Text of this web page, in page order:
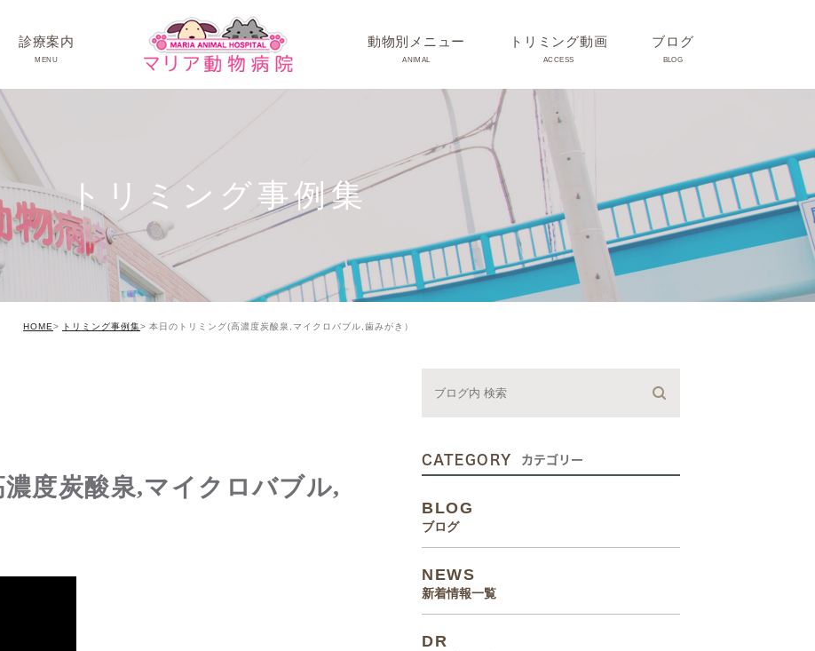
診療案内
MENU
動物別メニュー
ANIMAL
ネコちゃんの病気
うさぎちゃん･その他動物の病気
トリミング動画
ACCESS
ブログ
BLOG
うさぎ、ハムスター、小鳥、
モルモットなどについて
トリミング事例集
ホリスティック医療
トリミング事例集
HOME トリミング事例集 本日のトリミング(高濃度炭酸泉,マイクロバブル,歯みがき）
度炭酸泉,マイクロバブル,
CATEGORY カテゴリー
BLOG
ブログ
NEWS
新着情報一覧
DR